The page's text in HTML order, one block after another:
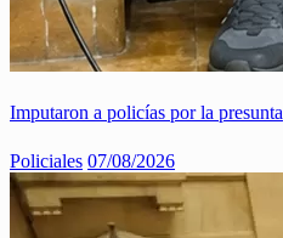
Imputaron a policías por la presunta
Policiales 07/08/2026